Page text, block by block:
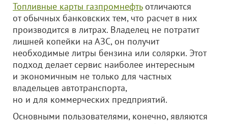
Топливные карты газпромнефтьотличаются
от обычных банковских тем, что расчет в них
производится в литрах. Владелец не потратит
лишней копейки на АЗС, он получит
необходимые литры бензина или солярки. Этот
подход делает сервис наиболее интересным
и экономичным не только для частных
владельцев автотранспорта,
но и для коммерческих предприятий.
Основными пользователями, конечно, являются